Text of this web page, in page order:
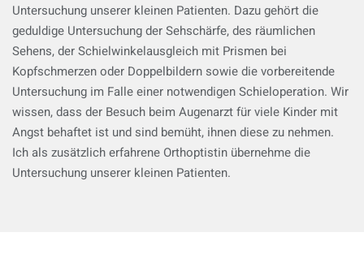
Untersuchung unserer kleinen Patienten. Dazu gehört die
geduldige Untersuchung der Sehschärfe, des räumlichen
Sehens, der Schielwinkelausgleich mit Prismen bei
Kopfschmerzen oder Doppelbildern sowie die vorbereitende
Untersuchung im Falle einer notwendigen Schieloperation. Wir
wissen, dass der Besuch beim Augenarzt für viele Kinder mit
Angst behaftet ist und sind bemüht, ihnen diese zu nehmen.
Ich als zusätzlich erfahrene Orthoptistin übernehme die
Untersuchung unserer kleinen Patienten.